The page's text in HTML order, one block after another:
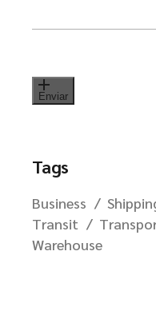
Enviar
Tags
Business
Transit
Warehouse